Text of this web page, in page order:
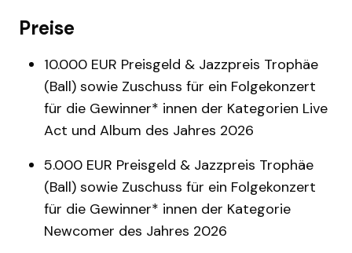
Preise
10.000 EUR Preisgeld & Jazzpreis Trophäe
(Ball) sowie Zuschuss für ein Folgekonzert
für die Gewinner* innen der Kategorien Live
Act und Album des Jahres 2026
5.000 EUR Preisgeld & Jazzpreis Trophäe
(Ball) sowie Zuschuss für ein Folgekonzert
für die Gewinner* innen der Kategorie
Newcomer des Jahres 2026